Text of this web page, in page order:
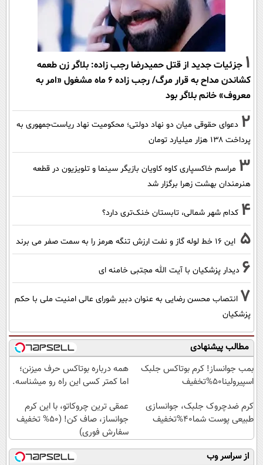
1 جزئیات جدید از قتل حمیدرضا رجب زاده: بلاگر زن طعمه
کشاندن مداح به قرار مرگ/ رجب زاده 6 ماه مشغول «امر به
معروف» خانم بلاگر بود
2 دعوای حقوقی میان دو نهاد دولتی؛ محکومیت نهاد ریاست‌جمهوری به
پرداخت ۱۳۸ هزار میلیارد تومان
3 مراسم خاکسپاری کاوه کاویان بازیگر سینما و تلویزیون در قطعه
هنرمندان بهشت زهرا برگزار شد
4 کدام شهر شمالی، تابستان خنک‌تری دارد؟
5 این 16 خط لوله گاز و نفت ارزش تنگه هرمز را به سمت صفر می برند
6 دیدار پزشکیان با آیت الله مجتبی خامنه ای
7 انتصاب محسن رضایی به عنوان دبیر شورای عالی امنیت ملی با حکم
پزشکیان
مطالب پیشنهادی
بمب جوانساز! کرم بوتاکس جلبک
اسپیرولینا50%تخفیف
همه درباره بوتاکس حرف میزنن؛
اما کمتر کسی این راه رو میشناسه.
کرم ضدچروک جلبک، جوانسازی
طبیعی پوست شما40%تخفیف
عمقی ترین چروکاتو، با این کرم
جوانساز، صاف کن! (50% تخفیف
سفارش فوری)
از سراسر وب